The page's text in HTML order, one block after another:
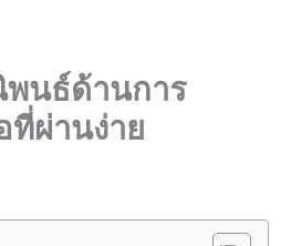
พนธ์ด้านการ
ที่ผ่านง่าย